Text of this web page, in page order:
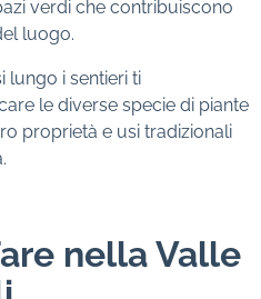
verdi che contribuiscono
luogo.
lungo i sentieri ti
le diverse specie di piante
proprietà e usi tradizionali
nella Valle